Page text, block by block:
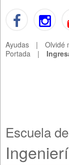
Ayudas | Olvidé
Portada
|
Escuela de